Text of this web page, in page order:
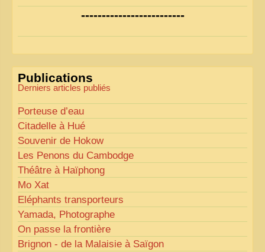
Nous avons déjà ajusté les couleurs pour améliorer
la lisibilité. Votre avis nous intéresse !
« Comme tout bon collectionneur le sait, la
perfection est un idéal… mais nous y travaillons
-------------------------
Publications
Derniers articles publiés
Porteuse d’eau
Citadelle à Hué
Souvenir de Hokow
Les Penons du Cambodge
Théâtre à Haïphong
Mo Xat
Eléphants transporteurs
Yamada, Photographe
On passe la frontière
Brignon - de la Malaisie à Saïgon